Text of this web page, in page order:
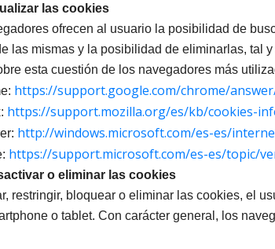
las cookies
ofrecen al usuario la posibilidad de
las mismas y la posibilidad de eliminarlas, tal
esta cuestión de los navegadores más
https://support.google.com/chrome/
https://support.mozilla.org/es/kb/cookies-
http://windows.microsoft.com/es-es/
https://support.microsoft.com/es-es/topic/
o eliminar las cookies
restringir, bloquear o eliminar las cookies, el
o tablet. Con carácter general, los